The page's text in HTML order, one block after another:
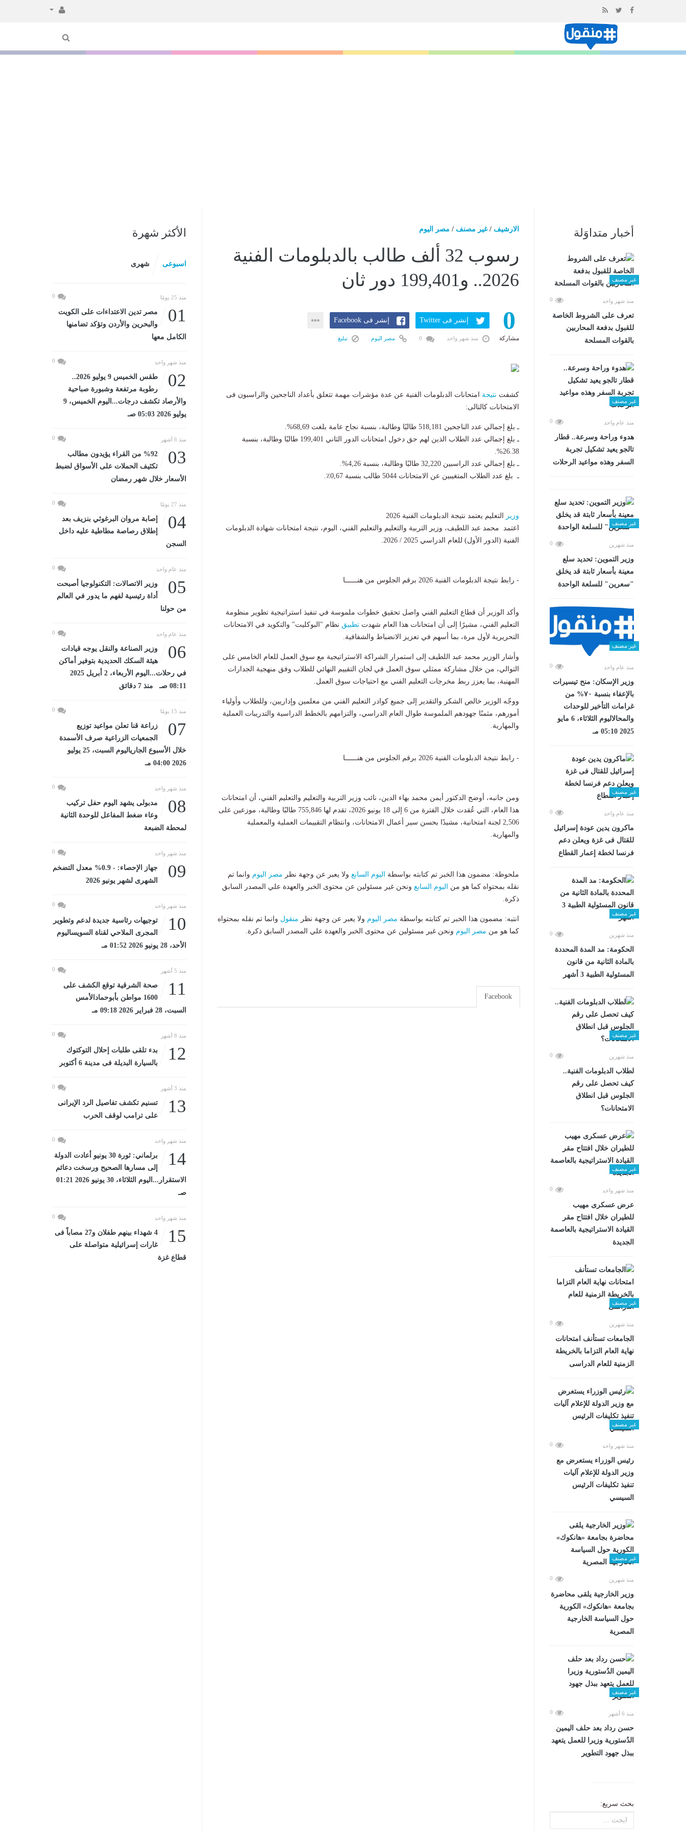
المحتوى
أخبار متداوَلة
غير مصنف
منذ شهر واحد 0
تعرف على الشروط الخاصة
للقبول بدفعة المحاربين
بالقوات المسلحة
غير مصنف
منذ عام واحد 0
هدوء وراحة وسرعة.. قطار
تالجو يعيد تشكيل تجربة
السفر وهذه مواعيد الرحلات
غير مصنف
منذ شهرين 0
وزير التموين: تحديد سلع
معينة بأسعار ثابتة قد يخلق
"سعرين" للسلعة الواحدة
غير مصنف
منذ عام واحد 0
وزير الإسكان: منح تيسيرات
بالإعفاء بنسبة ٧٠% من
غرامات التأخير للوحدات
والمحالاليوم الثلاثاء، 6 مايو
2025 05:10 مـ
غير مصنف
منذ عام واحد 0
ماكرون يدين عودة إسرائيل
للقتال فى غزة ويعلن دعم
فرنسا لخطة إعمار القطاع
غير مصنف
منذ شهرين 0
الحكومة: مد المدة المحددة
بالمادة الثانية من قانون
المسئولية الطبية 3 أشهر
غير مصنف
منذ شهرين 0
لطلاب الدبلومات الفنية..
كيف تحصل على رقم
الجلوس قبل انطلاق
الامتحانات؟
غير مصنف
منذ شهر واحد 0
عرض عسكرى مهيب
للطيران خلال افتتاح مقر
القيادة الاستراتيجية بالعاصمة
الجديدة
غير مصنف
منذ شهرين 0
الجامعات تستأنف امتحانات
نهاية العام التزاما بالخريطة
الزمنية للعام الدراسى
غير مصنف
منذ شهر واحد 0
رئيس الوزراء يستعرض مع
وزير الدولة للإعلام آليات
تنفيذ تكليفات الرئيس
السيسي
غير مصنف
منذ شهرين 0
وزير الخارجية يلقى محاضرة
بجامعة «هانكوك» الكورية
حول السياسة الخارجية
المصرية
غير مصنف
منذ 6 أشهر 0
حسن رداد بعد حلف اليمين
الدُستورية وزيرا للعمل يتعهد
ببذل جهود التطوير
بحث سريع:
الارشيف /غير مصنف / مصر اليوم
رسوب 32 ألف طالب بالدبلومات الفنية
2026.. و199,401 دور ثان
0
مشاركة
إنشر فى Twitter إنشر فى Facebook
منذ شهر واحد مصر اليوم تبليغ
كشفت نتيجة امتحانات الدبلومات الفنية عن عدة مؤشرات مهمة تتعلق بأعداد الناجحين والراسبون فى
الامتحانات كالتالى:
ـ بلغ إجمالي عدد الناجحين 518,181 طالبًا وطالبة، بنسبة نجاح عامة بلغت 68,69%.
ـ بلغ إجمالي عدد الطلاب الذين لهم حق دخول امتحانات الدور الثاني 199,401 طالبًا وطالبة، بنسبة
26.38%.
ـ بلغ إجمالي عدد الراسبين 32,220 طالبًا وطالبة، بنسبة 4,26%.
ـ بلغ عدد الطلاب المتغيبين عن الامتحانات 5044 طالب بنسبة 0,67٪.
وزير
التعليم يعتمد نتيجة الدبلومات الفنية 2026
اعتمد محمد عبد اللطيف، وزير التربية والتعليم والتعليم الفني، اليوم، نتيجة امتحانات شهادة الدبلومات
الفنية (الدور الأول) للعام الدراسي 2025 / 2026.
- رابط نتيجة الدبلومات الفنية 2026 برقم الجلوس من هنــــــا
وأكد الوزير أن قطاع التعليم الفني واصل تحقيق خطوات ملموسة في تنفيذ استراتيجية تطوير منظومة
التعليم الفني، مشيرًا إلى أن امتحانات هذا العام شهدت تطبيق نظام "البوكليت" والتكويد في الامتحانات
التحريرية لأول مرة، بما أسهم في تعزيز الانضباط والشفافية.
وأشار الوزير محمد عبد اللطيف إلى استمرار الشراكة الاستراتيجية مع سوق العمل للعام الخامس على
التوالي، من خلال مشاركة ممثلي سوق العمل في لجان التقييم النهائي للطلاب وفق منهجية الجدارات
المهنية، بما يعزز ربط مخرجات التعليم الفني مع احتياجات سوق العمل.
ووجّه الوزير خالص الشكر والتقدير إلى جميع كوادر التعليم الفني من معلمين وإداريين، وللطلاب وأولياء
أمورهم، مثمنًا جهودهم الملموسة طوال العام الدراسي، والتزامهم بالخطط الدراسية والتدريبات العملية
والمهارية.
- رابط نتيجة الدبلومات الفنية 2026 برقم الجلوس من هنــــــا
ومن جانبه، أوضح الدكتور أيمن محمد بهاء الدين، نائب وزير التربية والتعليم والتعليم الفني، أن امتحانات
هذا العام، التي عُقدت خلال الفترة من 6 إلى 18 يونيو 2026، تقدم لها 755,846 طالبًا وطالبة، موزعين على
2,506 لجنة امتحانية، مشيدًا بحسن سير أعمال الامتحانات، وانتظام التقييمات العملية والمعملية
والمهارية.
ملحوظة: مضمون هذا الخبر تم كتابته بواسطة اليوم السابع ولا يعبر عن وجهة نظر مصر اليوم وانما تم
نقله بمحتواه كما هو من
اليوم السابع ونحن غير مسئولين عن محتوى الخبر والعهدة علي المصدر السابق
ذكرة.
انتبه: مضمون هذا الخبر تم كتابته بواسطة مصر اليوم ولا يعبر عن وجهة نظر منقول وانما تم نقله بمحتواه
كما هو من مصر اليوم ونحن غير مسئولين عن محتوى الخبر والعهدة علي المصدر السابق ذكرة.
Facebook
الأكثر شهرة
اسبوعى شهرى
منذ 25 يومًا 0
01
مصر تدين الاعتداءات على الكويت
والبحرين والأردن وتؤكد تضامنها
الكامل معها
منذ شهر واحد 0
02
طقس الخميس 9 يوليو 2026..
رطوبة مرتفعة وشبورة صباحية
والأرصاد تكشف درجات...اليوم الخميس، 9
يوليو 2026 05:03 صـ
منذ 6 أشهر 0
03
%92 من القراء يؤيدون مطالب
تكثيف الحملات على الأسواق لضبط
الأسعار خلال شهر رمضان
منذ 27 يومًا 0
04
إصابة مروان البرغوثي بنزيف بعد
إطلاق رصاصة مطاطية عليه داخل
السجن
منذ عام واحد 0
05
وزير الاتصالات: التكنولوجيا أصبحت
أداة رئيسية لفهم ما يدور في العالم
من حولنا
منذ عام واحد 0
06
وزير الصناعة والنقل يوجه قيادات
هيئة السكك الحديدية بتوفير أماكن
في رحلات...اليوم الأربعاء، 2 أبريل 2025
08:11 صـ منذ 7 دقائق
منذ 15 يومًا 0
07
زراعة قنا تعلن مواعيد توزيع
الجمعيات الزراعية صرف الأسمدة
خلال الأسبوع الجارياليوم السبت، 25 يوليو
2026 04:00 مـ
منذ شهر واحد 0
08
مدبولى يشهد اليوم حفل تركيب
وعاء ضغط المفاعل للوحدة الثانية
لمحطة الضبعة
منذ شهر واحد 0
09
جهاز الإحصاء: - 0.9% معدل التضخم
الشهرى لشهر يونيو 2026
منذ شهر واحد 0
10
توجيهات رئاسية جديدة لدعم وتطوير
المجرى الملاحي لقناة السويساليوم
الأحد، 28 يونيو 2026 01:52 مـ
منذ 5 أشهر 0
11
صحة الشرقية توقع الكشف على
1600 مواطن بأبوحمادالأمس
السبت، 28 فبراير 2026 09:18 مـ
منذ 8 أشهر 0
12
بدء تلقى طلبات إحلال التوكتوك
بالسيارة البديلة فى مدينة 6 أكتوبر
منذ 3 أشهر 0
13
تسنيم تكشف تفاصيل الرد الإيرانى
على ترامب لوقف الحرب
منذ شهر واحد 0
14
برلماني: ثورة 30 يونيو أعادت الدولة
إلى مسارها الصحيح ورسخت دعائم
الاستقرار...اليوم الثلاثاء، 30 يونيو 2026 01:21
صـ
منذ شهر واحد 0
15
4 شهداء بينهم طفلان و27 مصاباً فى
غارات إسرائيلية متواصلة على
قطاع غزة